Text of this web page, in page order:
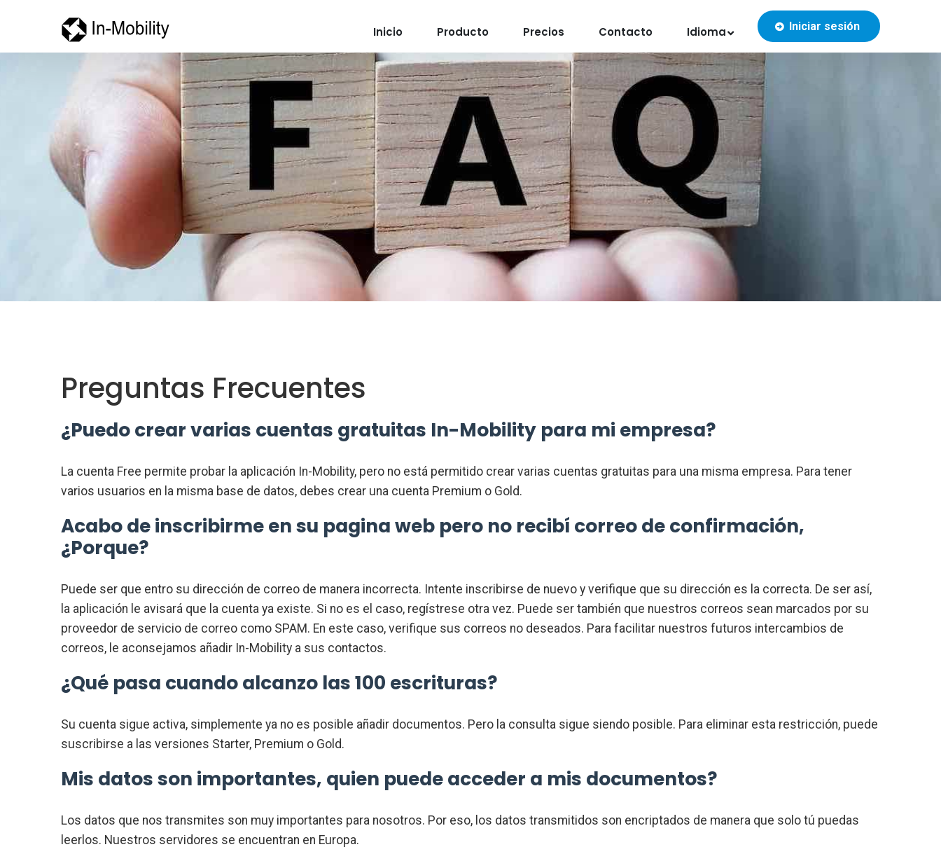
Inicio Producto Precios Contacto Idioma Iniciar sesión
Preguntas Frecuentes
¿Puedo crear varias cuentas gratuitas In-Mobility para mi empresa?
La cuenta Free permite probar la aplicación In-Mobility, pero no está permitido crear varias cuentas gratuitas para una misma empresa. Para tener
varios usuarios en la misma base de datos, debes crear una cuenta Premium o Gold.
Acabo de inscribirme en su pagina web pero no recibí correo de confirmación,
¿Porque?
Puede ser que entro su dirección de correo de manera incorrecta. Intente inscribirse de nuevo y verifique que su dirección es la correcta. De ser así,
la aplicación le avisará que la cuenta ya existe. Si no es el caso, regístrese otra vez. Puede ser también que nuestros correos sean marcados por su
proveedor de servicio de correo como SPAM. En este caso, verifique sus correos no deseados. Para facilitar nuestros futuros intercambios de
correos, le aconsejamos añadir In-Mobility a sus contactos.
¿Qué pasa cuando alcanzo las 100 escrituras?
Su cuenta sigue activa, simplemente ya no es posible añadir documentos. Pero la consulta sigue siendo posible. Para eliminar esta restricción, puede
suscribirse a las versiones Starter, Premium o Gold.
Mis datos son importantes, quien puede acceder a mis documentos?
Los datos que nos transmites son muy importantes para nosotros. Por eso, los datos transmitidos son encriptados de manera que solo tú puedas
leerlos. Nuestros servidores se encuentran en Europa.